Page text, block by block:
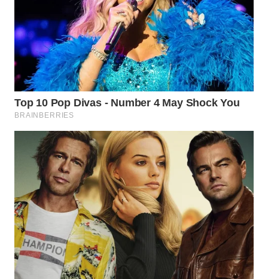
WN
KARAWANG
WN
BEKASI
WN
BOGOR
WN
DEPOK
WN
TAPANULI
UTARA
WN